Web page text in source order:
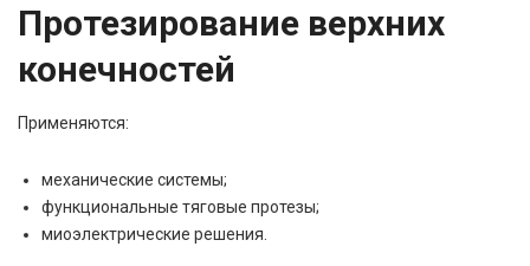
Протезирование верхних
конечностей
Применяются:
механические системы;
функциональные тяговые протезы;
миоэлектрические решения.